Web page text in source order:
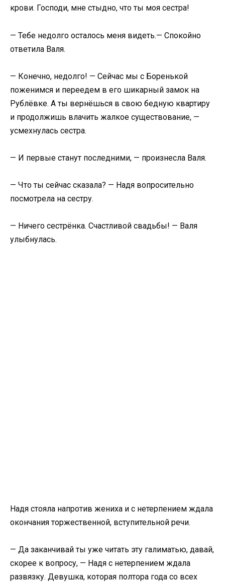
крови. Господи, мне стыдно, что ты моя сестра!​
​— Тебе недолго осталось меня видеть.— Спокойно
ответила Валя.​
​— Конечно, недолго! — Сейчас мы с Боренькой
поженимся и переедем в его шикарный замок на
Рублёвке. А ты вернёшься в свою бедную квартиру
и продолжишь влачить жалкое существование, —
усмехнулась сестра.​
​— И первые станут последними, — произнесла Валя.​
​— Что ты сейчас сказала? — Надя вопросительно
посмотрела на сестру.​
​— Ничего сестрёнка. Счастливой свадьбы! — Валя
улыбнулась.​
​Надя стояла напротив жениха и с нетерпением ждала
окончания торжественной, вступительной речи.​
​— Да заканчивай ты уже читать эту галиматью, давай,
скорее к вопросу, — Надя с нетерпением ждала
развязку. Девушка, которая полтора года со всех